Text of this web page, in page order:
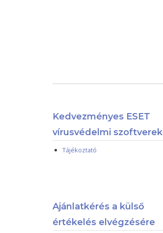
Kedvezményes ESET
vírusvédelmi szoftverek
Tájékoztató
Ajánlatkérés a külső
értékelés elvégzésére